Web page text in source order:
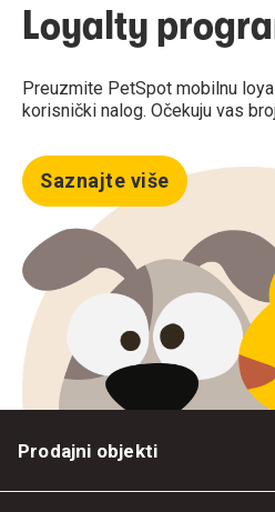
Loyalty
Preuzmite PetSpot mobilnu
korisnički nalog. Očekuju vas
Saznajte više
Prodajni objekti